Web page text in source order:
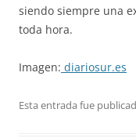
siendo siempre una
toda hora.
Imagen: diariosur.es
Esta entrada fue